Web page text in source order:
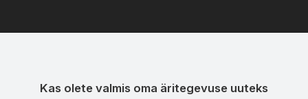
Kas olete valmis oma äritegevuse uuteks